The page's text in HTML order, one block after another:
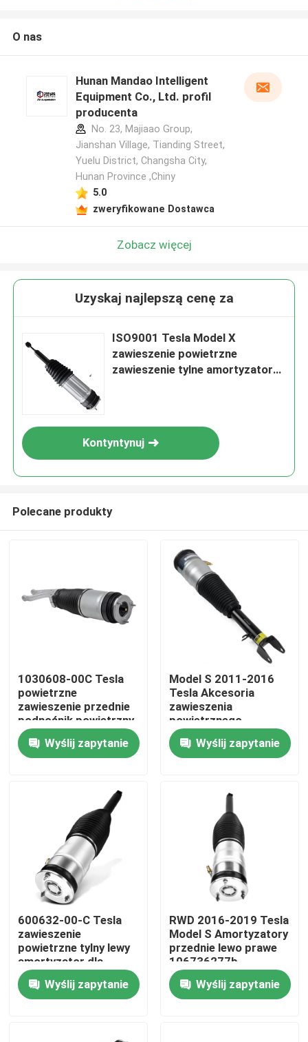
Produkty
Filmy
Wycieczka po fabryce
Kontrola jakości
Skontaktuj się z nami
Aktualności
Sprawy
O nas
Hunan Mandao Intelligent
Equipment Co., Ltd. profil
producenta
No. 23, Majiaao Group,
Jianshan Village, Tianding Street,
Yuelu District, Changsha City,
Hunan Province ,Chiny
5.0
zweryfikowane Dostawca
Zobacz więcej
Uzyskaj najlepszą cenę za
ISO9001 Tesla Model X
zawieszenie powietrzne
zawieszenie tylne amortyzator
Kontyntynuj
Polecane produkty
1030608-00C Tesla
powietrzne
zawieszenie przednie
podnośnik powietrzny
dla starego modelu
Tesla S 2012-2015
Wyślij zapytanie
Model S 2011-2016
Tesla Akcesoria
zawieszenia
powietrznego
przednie lewo prawo
6006351-00-C
Wyślij zapytanie
600632-00-C Tesla
zawieszenie
powietrzne tylny lewy
amortyzator dla
modelu S 2011-2016
Wyślij zapytanie
RWD 2016-2019 Tesla
Model S Amortyzatory
przednie lewo prawe
106736277b
Wyślij zapytanie